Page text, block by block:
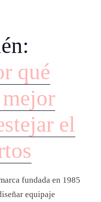
qué
el
fundada en 1985
equipaje